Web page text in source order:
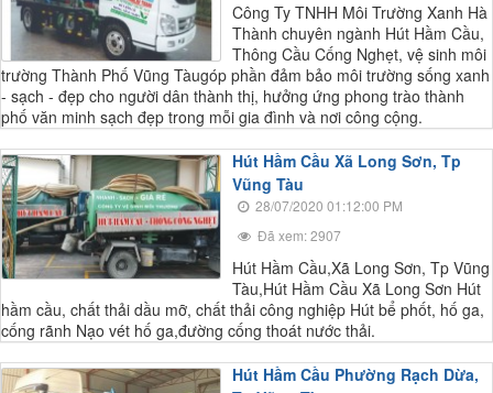
Công Ty TNHH Môi Trường Xanh Hà
Thành chuyên ngành Hút Hầm Cầu,
Thông Cầu Cống Nghẹt, vệ sinh môi
trường Thành Phố Vũng Tàugóp phần đảm bảo môi trường sống xanh
- sạch - đẹp cho người dân thành thị, hưởng ứng phong trào thành
phố văn minh sạch đẹp trong mỗi gia đình và nơi công cộng.
Hút Hầm Cầu Xã Long Sơn, Tp
Vũng Tàu
28/07/2020 01:12:00 PM
Đã xem: 2907
Hút Hầm Cầu,Xã Long Sơn, Tp Vũng
Tàu,Hút Hầm Cầu Xã Long Sơn Hút
hầm cầu, chất thải dầu mỡ, chất thải công nghiệp Hút bể phốt, hố ga,
cống rãnh Nạo vét hố ga,đường cống thoát nước thải.
Hút Hầm Cầu Phường Rạch Dừa,